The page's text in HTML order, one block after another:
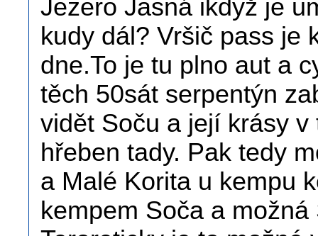
Jezero Jasná ikdyž je
kudy dál? Vršič pass je
dne.To je tu plno aut a
těch 50sát serpentýn
vidět Soču a její krásy
hřeben tady. Pak tedy
a Malé Korita u kempu
kempem Soča a